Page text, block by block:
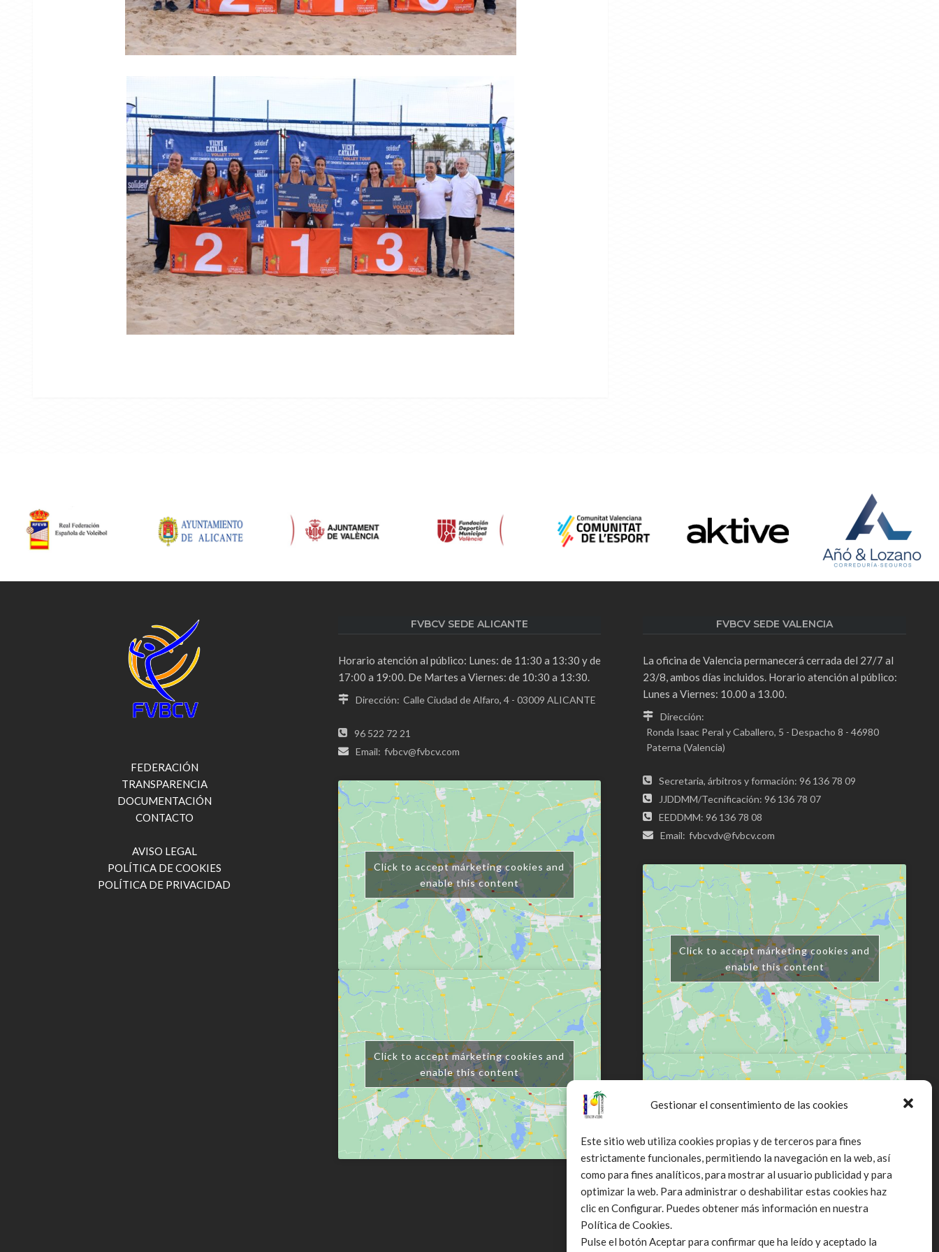
Gestionar el consentimiento de las cookies
Este sitio web utiliza cookies propias y de terceros para fines
estrictamente funcionales, permitiendo la navegación en la web, así
como para fines analíticos, para mostrar al usuario publicidad y para
optimizar la web. Para administrar o deshabilitar estas cookies haz
clic en Configurar. Puedes obtener más información en nuestra
Política de Cookies.
Pulse el botón Aceptar para confirmar que ha leído y aceptado la
FEDERACIÓN
TRANSPARENCIA
DOCUMENTACIÓN
CONTACTO
AVISO LEGAL
POLÍTICA DE COOKIES
POLÍTICA DE PRIVACIDAD
FVBCV SEDE ALICANTE
Horario atención al público: Lunes: de 11:30 a 13:30 y de
17:00 a 19:00. De Martes a Viernes: de 10:30 a 13:30.
Dirección: Calle Ciudad de Alfaro, 4 - 03009 ALICANTE
96 522 72 21
Email: fvbcv@fvbcv.com
Click to accept márketing cookies and
enable this content
Click to accept márketing cookies and
enable this content
FVBCV SEDE VALENCIA
La oficina de Valencia permanecerá cerrada del 27/7 al
23/8, ambos días incluidos. Horario atención al público:
Lunes a Viernes: 10.00 a 13.00.
Dirección:
Ronda Isaac Peral y Caballero, 5 - Despacho 8 - 46980
Paterna (Valencia)
Secretaria, árbitros y formación: 96 136 78 09
JJDDMM/Tecnificación: 96 136 78 07
EEDDMM: 96 136 78 08
Email: fvbcvdv@fvbcv.com
Click to accept márketing cookies and
enable this content
Click to accept márketing cookies and
enable this content